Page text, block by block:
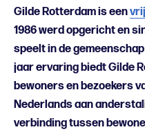
Gilde Rotterdam is een
1986 werd opgericht en
speelt in de
jaar ervaring biedt Gilde
bewoners en bezoekers
Nederlands aan
verbinding tussen